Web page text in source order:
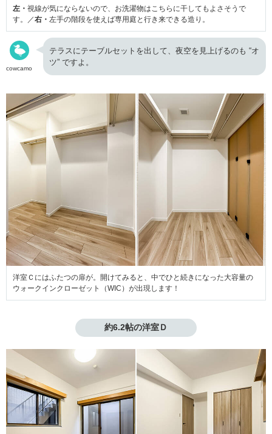
左・ 視線が気にならないので、お洗濯物はこちらに干してもよさそうで
す。／右・ 左手の階段を使えば専用庭と行き来できる造り。
cowcamo
テラスにテーブルセットを出して、夜空を見上げるのも “オ
ツ” ですよ。
洋室Ｃにはふたつの扉が。開けてみると、中でひと続きになった大容量の
ウォークインクローゼット（WIC）が出現します！
約6.2帖の洋室Ｄ